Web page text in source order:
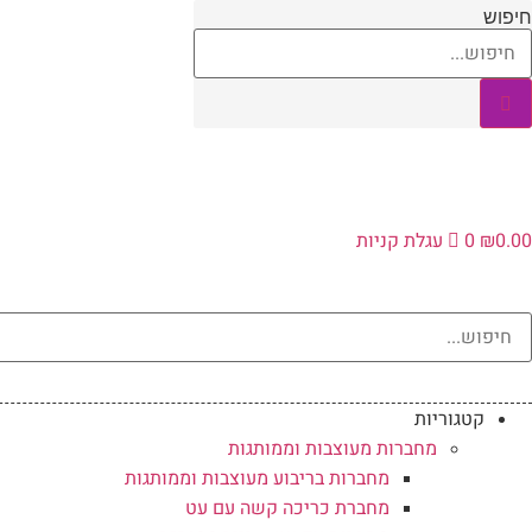
דלג
לתוכן
חיפוש
₪0.00
0 עגלת קניות
קטגוריות
מחברות מעוצבות וממותגות
מחברות בריבוע מעוצבות וממותגות
מחברת כריכה קשה עם עט